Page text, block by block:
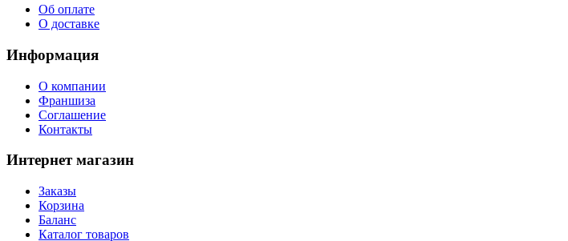
Об оплате
О доставке
Информация
О компании
Франшиза
Соглашение
Контакты
Интернет магазин
Заказы
Корзина
Баланс
Каталог товаров